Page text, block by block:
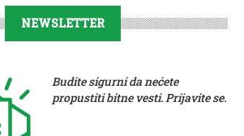
NEWSLETTER
Budite sigurni da nećete
propustiti bitne vesti. Prijavite se.